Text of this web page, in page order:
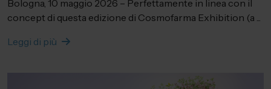
Bologna, 10 maggio 2026 – Perfettamente in linea con il
concept di questa edizione di Cosmofarma Exhibition (a ...
Leggi di più